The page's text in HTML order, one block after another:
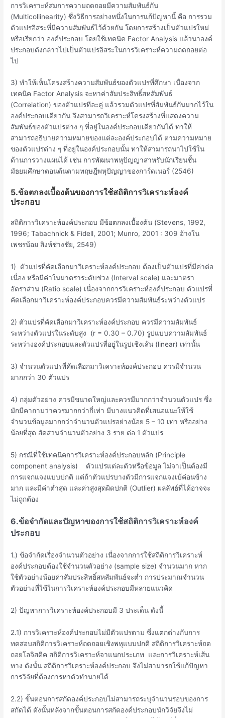
การวิเคราะห์สมการความถดถอยมีความสัมพันธ์กัน
(Multicollinearity) ซึ่งวิธีการอย่างหนึ่งในการแก้ปัญหานี้ คือ การรวม
ตัวแปรอิสระที่มีความสัมพันธ์ไว้ด้วยกัน โดยการสร้างเป็นตัวแปรใหม่
หรือเรียกว่า องค์ประกอบ โดยใช้เทคนิค Factor Analysis แล้วนาองค์
ประกอบดังกล่าวไปเป็นตัวแปรอิสระในการวิเคราะห์ความถดถอยต่อ
ไป
3) ทำให้เห็นโครงสร้างความสัมพันธ์ของตัวแปรที่ศึกษา เนื่องจาก
เทคนิค Factor Analysis จะหาค่าสัมประสิทธิ์สหสัมพันธ์
(Correlation) ของตัวแปรทีละคู่ แล้วรวมตัวแปรที่สัมพันธ์กันมากไว้ใน
องค์ประกอบเดียวกัน จึงสามารถวิเคราะห์โครงสร้างที่แสดงความ
สัมพันธ์ของตัวแปรต่าง ๆ ที่อยู่ในองค์ประกอบเดียวกันได้ ทาให้
สามารถอธิบายความหมายของแต่ละองค์ประกอบได้ ตามความหมาย
ของตัวแปรต่าง ๆ ที่อยู่ในองค์ประกอบนั้น ทาให้สามารถนาไปใช้ใน
ด้านการวางแผนได้ เช่น การพัฒนาพหุปัญญาสาหรับนักเรียนชั้น
มัธยมศึกษาตอนต้นตามทฤษฎีพหุปัญญาของการ์ดเนอร์ (2546)
5.ข้อตกลงเบื้องต้นของการใช้สถิติการวิเคราะห์องค์
ประกอบ
สถิติการวิเคราะห์องค์ประกอบ มีข้อตกลงเบื้องต้น (Stevens, 1992,
1996; Tabachnick & Fidell, 2001; Munro, 2001 : 309 อ้างใน
เพชรน้อย สิงห์ช่างชัย, 2549)
1) ตัวแปรที่คัดเลือกมาวิเคราะห์องค์ประกอบ ต้องเป็นตัวแปรที่มีค่าต่อ
เนื่อง หรือมีค่าในมาตราระดับช่วง (Interval scale) และมาตรา
อัตราส่วน (Ratio scale) เนื่องจากการวิเคราะห์องค์ประกอบ ตัวแปรที่
คัดเลือกมาวิเคราะห์องค์ประกอบควรมีความสัมพันธ์ระหว่างตัวแปร
2) ตัวแปรที่คัดเลือกมาวิเคราะห์องค์ประกอบ ควรมีความสัมพันธ์
ระหว่างตัวแปรในระดับสูง (r = 0.30 – 0.70) รูปแบบความสัมพันธ์
ระหว่างองค์ประกอบและตัวแปรที่อยู่ในรูปเชิงเส้น (linear) เท่านั้น
3) จำนวนตัวแปรที่คัดเลือกมาวิเคราะห์องค์ประกอบ ควรมีจำนวน
มากกว่า 30 ตัวแปร
4) กลุ่มตัวอย่าง ควรมีขนาดใหญ่และควรมีมากกว่าจำนวนตัวแปร ซึ่ง
มักมีคาถามว่าควรมากกว่ากี่เท่า มีบางแนวคิดที่เสนอแนะให้ใช้
จำนวนข้อมูลมากกว่าจำนวนตัวแปรอย่างน้อย 5 – 10 เท่า หรืออย่าง
น้อยที่สุด สัดส่วนจำนวนตัวอย่าง 3 ราย ต่อ 1 ตัวแปร
5) กรณีที่ใช้เทคนิคการวิเคราะห์องค์ประกอบหลัก (Principle
component analysis) ตัวแปรแต่ละตัวหรือข้อมูล ไม่จาเป็นต้องมี
การแจกแจงแบบปกติ แต่ถ้าตัวแปรบางตัวมีการแจกแจงเบ้ค่อนข้าง
มาก และมีค่าต่ำสุด และค่าสูงสุดผิดปกติ (Outlier) ผลลัพธ์ที่ได้อาจจะ
ไม่ถูกต้อง
6.ข้อจำกัดและปัญหาของการใช้สถิติการวิเคราะห์องค์
ประกอบ
1.) ข้อจำกัดเรื่องจำนวนตัวอย่าง เนื่องจากการใช้สถิติการวิเคราะห์
องค์ประกอบต้องใช้จำนวนตัวอย่าง (sample size) จำนวนมาก หาก
ใช้ตัวอย่างน้อยค่าสัมประสิทธิ์สหสัมพันธ์จะต่ำ การประมาณจำนวน
ตัวอย่างที่ใช้ในการวิเคราะห์องค์ประกอบมีหลายแนวคิด
2) ปัญหาการวิเคราะห์องค์ประกอบมี 3 ประเด็น ดังนี้
2.1) การวิเคราะห์องค์ประกอบไม่มีตัวแปรตาม ซึ่งแตกต่างกับการ
ทดสอบสถิติการวิเคราะห์ถดถอยเชิงพหุแบบปกติ สถิติการวิเคราะห์ถด
ถอยโลจิสติค สถิติการวิเคราะห์จาแนกประเภท และการวิเคราะห์เส้น
ทาง ดังนั้น สถิติการวิเคราะห์องค์ประกอบ จึงไม่สามารถใช้แก้ปัญหา
การวิจัยที่ต้องการหาตัวทำนายได้
2.2) ขั้นตอนการสกัดองค์ประกอบไม่สามารถระบุจำนวนรอบของการ
สกัดได้ ดังนั้นหลังจากขั้นตอนการสกัดองค์ประกอบนักวิจัยจึงไม่